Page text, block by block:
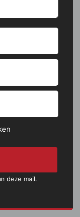
velgen
deze mail.